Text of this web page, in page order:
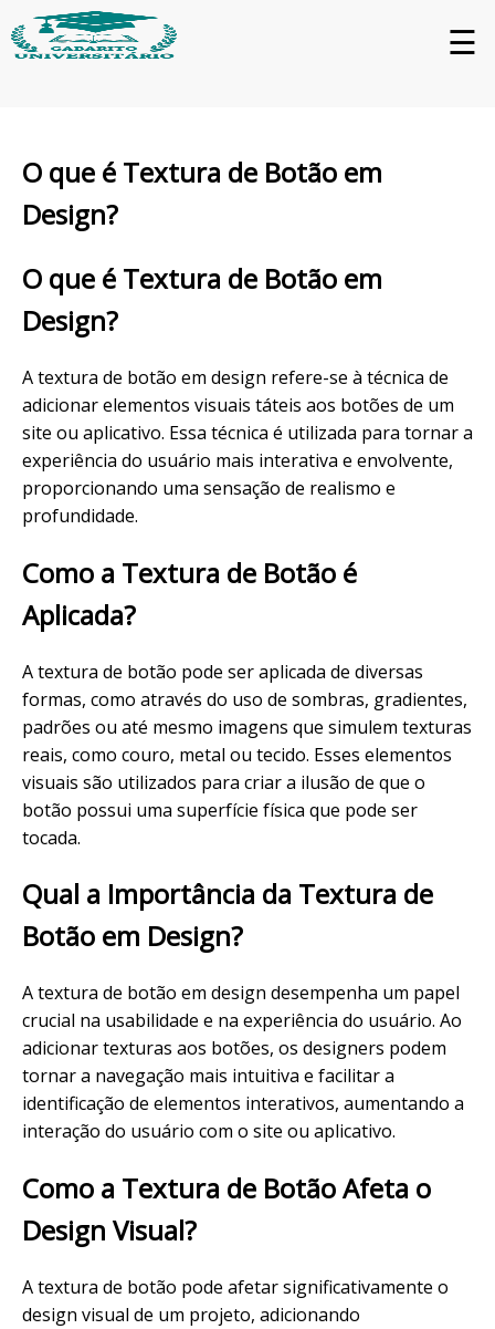
☰
O que é Textura de Botão em
Design?
O que é Textura de Botão em
Design?
A textura de botão em design refere-se à técnica de
adicionar elementos visuais táteis aos botões de um
site ou aplicativo. Essa técnica é utilizada para tornar a
experiência do usuário mais interativa e envolvente,
proporcionando uma sensação de realismo e
profundidade.
Como a Textura de Botão é
Aplicada?
A textura de botão pode ser aplicada de diversas
formas, como através do uso de sombras, gradientes,
padrões ou até mesmo imagens que simulem texturas
reais, como couro, metal ou tecido. Esses elementos
visuais são utilizados para criar a ilusão de que o
botão possui uma superfície física que pode ser
tocada.
Qual a Importância da Textura de
Botão em Design?
A textura de botão em design desempenha um papel
crucial na usabilidade e na experiência do usuário. Ao
adicionar texturas aos botões, os designers podem
tornar a navegação mais intuitiva e facilitar a
identificação de elementos interativos, aumentando a
interação do usuário com o site ou aplicativo.
Como a Textura de Botão Afeta o
Design Visual?
A textura de botão pode afetar significativamente o
design visual de um projeto, adicionando